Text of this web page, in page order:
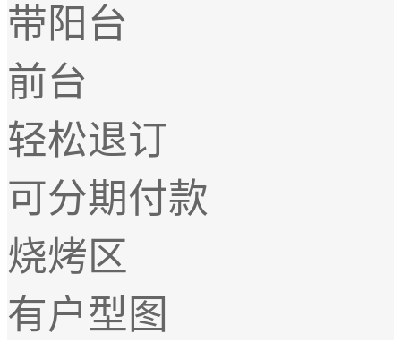
带阳台
前台
轻松退订
可分期付款
烧烤区
有户型图